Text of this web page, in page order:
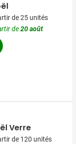
de 25 unités
de20 août
Verre
de 120 unités